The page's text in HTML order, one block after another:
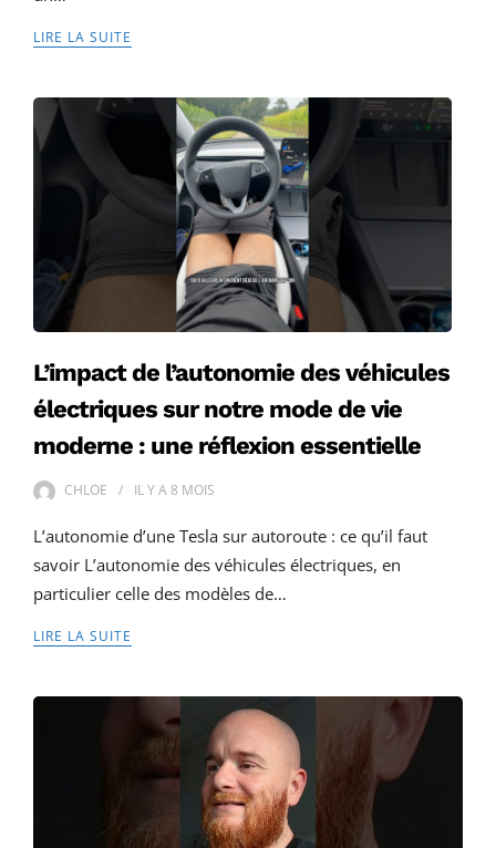
LIRE LA SUITE
L’impact de l’autonomie des véhicules
électriques sur notre mode de vie
moderne : une réflexion essentielle
CHLOE IL Y A8 MOIS
L’autonomie d’une Tesla sur autoroute : ce qu’il faut
savoir L’autonomie des véhicules électriques, en
particulier celle des modèles de…
LIRE LA SUITE